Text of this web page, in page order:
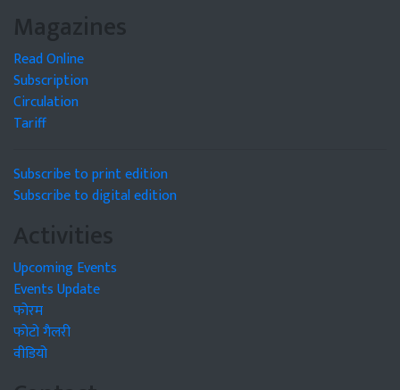
Magazines
Read Online
Subscription
Circulation
Tariff
Subscribe to print edition
Subscribe to digital edition
Activities
Upcoming Events
Events Update
फोरम
फोटो गैलरी
वीडियो